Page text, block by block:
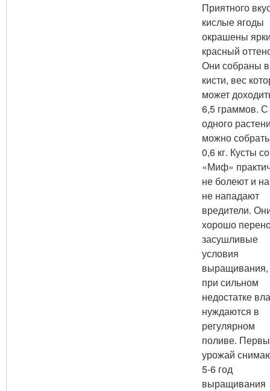
Приятного
кислые ягоды
окрашены
красный
Они собраны в
кисти, вес
может
6,5 граммов. С
одного
можно
0,6 кг. Кусты
«Миф»
не болеют и
не нападают
вредители.
хорошо
засушливые
условия
выращивания,
при сильном
недостатке
нуждаются в
регулярном
поливе.
урожай
5-6 год
выращивания